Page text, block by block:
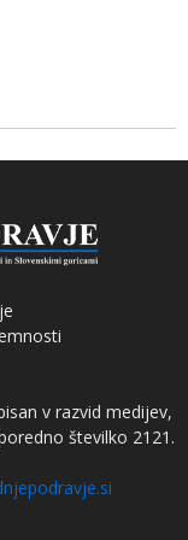
v razvid medijev,
številko 2121.